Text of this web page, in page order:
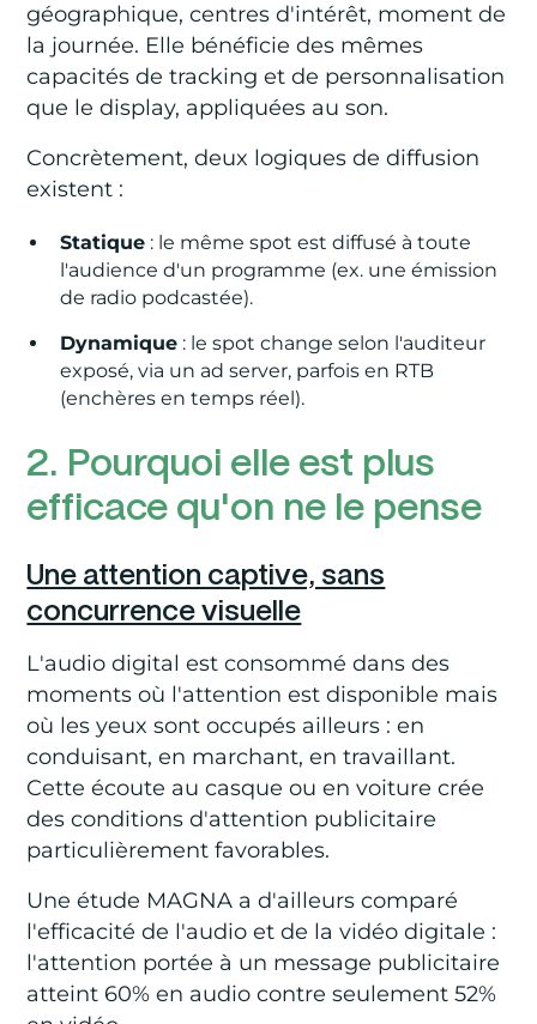
géographique, centres d'intérêt, moment de
la journée. Elle bénéficie des mêmes
capacités de tracking et de personnalisation
que le display, appliquées au son.
Concrètement, deux logiques de diffusion
existent :
Statique: le même spot est diffusé à toute
l'audience d'un programme (ex. une émission
de radio podcastée).
Dynamique: le spot change selon l'auditeur
exposé, via un ad server, parfois en RTB
(enchères en temps réel).
2. Pourquoi elle est plus
efficace qu'on ne le pense
Une attention captive, sans
concurrence visuelle
L'audio digital est consommé dans des
moments où l'attention est disponible mais
où les yeux sont occupés ailleurs : en
conduisant, en marchant, en travaillant.
Cette écoute au casque ou en voiture crée
des conditions d'attention publicitaire
particulièrement favorables.
Une étude MAGNA a d'ailleurs comparé
l'efficacité de l'audio et de la vidéo digitale :
l'attention portée à un message publicitaire
atteint 60% en audio contre seulement 52%